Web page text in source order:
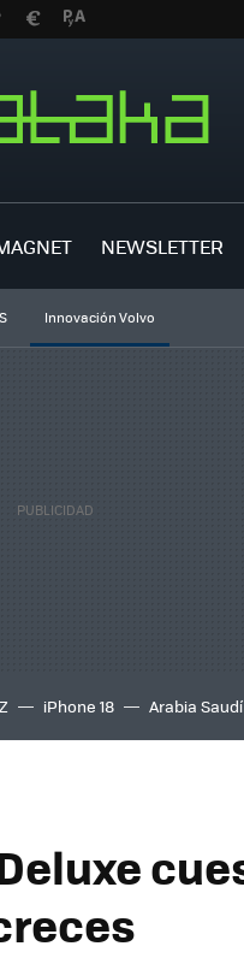
NEWSLETTER
Innovación Volvo
iPhone 18 Arabia Saudí